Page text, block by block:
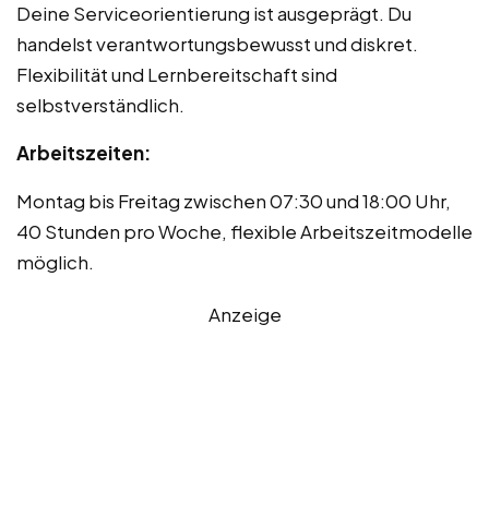
Deine Serviceorientierung ist ausgeprägt. Du
handelst verantwortungsbewusst und diskret.
Flexibilität und Lernbereitschaft sind
selbstverständlich.
Arbeitszeiten:
Montag bis Freitag zwischen 07:30 und 18:00 Uhr,
40 Stunden pro Woche, flexible Arbeitszeitmodelle
möglich.
Anzeige